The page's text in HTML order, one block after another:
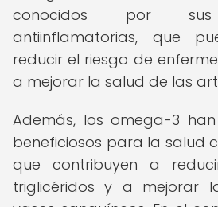
conocidos por sus
antiinflamatorias, que
reducir el riesgo de
a mejorar la salud de las
Además, los omega-3
beneficiosos para la salud
que contribuyen a
triglicéridos y a mejorar